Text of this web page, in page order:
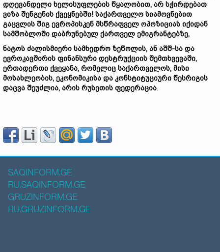
დღევანდელი ხელისუფლების წყალობით, არ სჭირდებათ
ვიზა შენგენის ქვეყნებში! საქართველო სიამოვნებით
გაცვლის შიგ ევროპისკენ მსწრაფველ ოპოზიციას იქიდან
სამშობლოში დაბრუნებულ ქართველ ემიგრანტებზე,
ნატოს ძალისმიერი სამხედრო ზეწოლის, ან აშშ-სა და
ევროკავშირის ფინანსური დესტრუქციის შემთხვევაში,
ერთადერთი ქვეყანა, რომელიც საქართველოს, მისი
მოსახლეობის, ეკონომიკისა და კონსტიტუციური წესრიგის
დაცვა შეუძლია, არის რუსეთის ფედერაცია.
SAQINFORM.GE
RU.SAQINFORM.GE
GRUZINFORM.GE
RU.GRUZINFORM.GE